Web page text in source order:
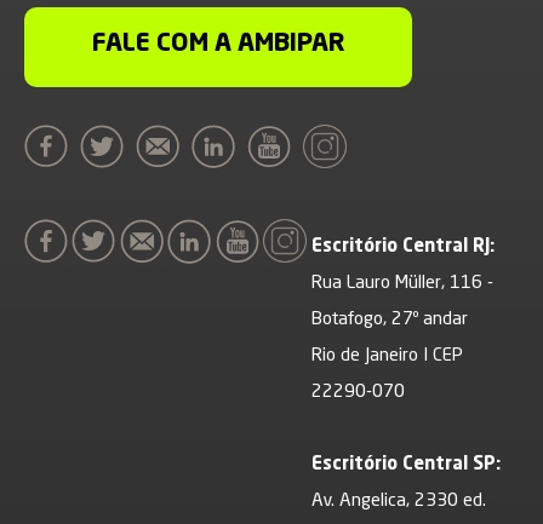
FALE COM A AMBIPAR
Escritório Central RJ:
Rua Lauro Müller, 116 -
Botafogo, 27º andar
Rio de Janeiro I CEP
22290-070
Escritório Central SP:
Av. Angelica, 2330 ed.